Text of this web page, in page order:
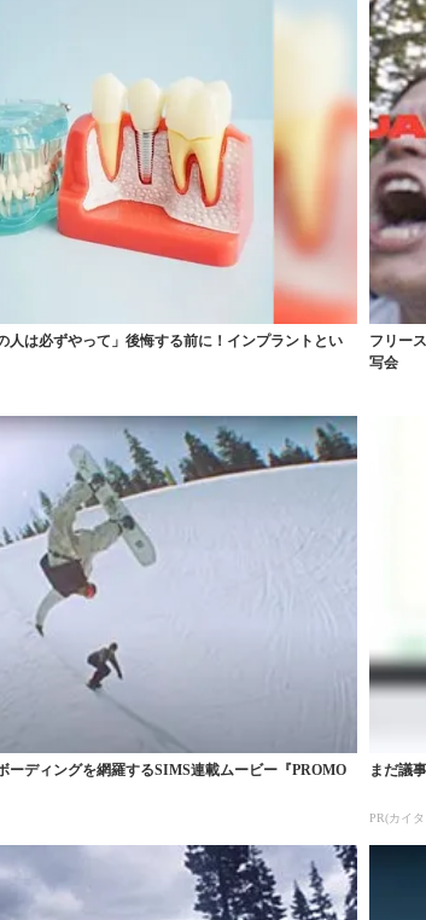
人は必ずやって」後悔する前に！インプラントとい
フリー
写会
ーディングを網羅するSIMS連載ムービー『PROMO
まだ議
PR(カイ